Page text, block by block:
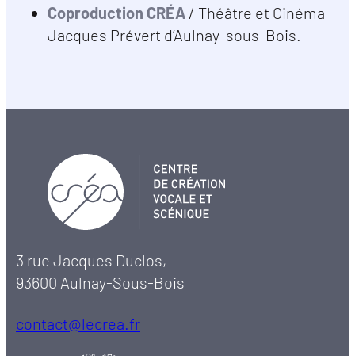
Coproduction CRÉA / Théâtre et Cinéma
Jacques Prévert d’Aulnay-sous-Bois.
3 rue Jacques Duclos,
93600 Aulnay-Sous-Bois
contact@lecrea.fr